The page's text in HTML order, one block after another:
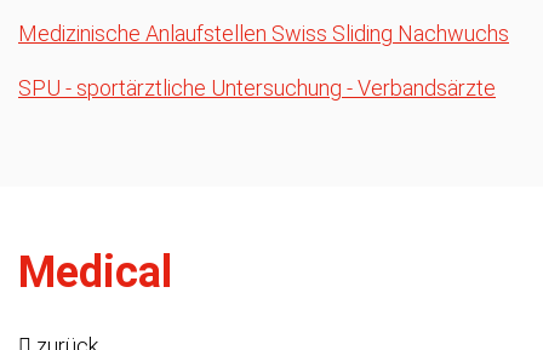
Medizinische Anlaufstellen Swiss Sliding Nachwuchs
SPU - sportärztliche Untersuchung - Verbandsärzte
Medical